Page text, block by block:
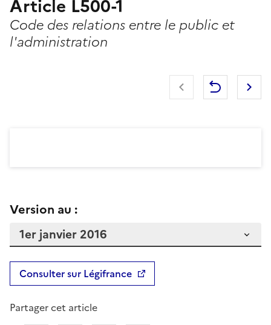
Article L500-1
Code des relations entre le public et
l'administration
Version au :
Consulter sur Légifrance
Partager cet article